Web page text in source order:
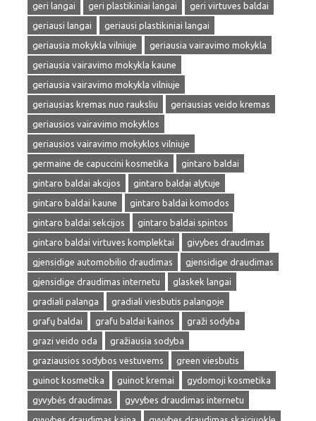
geri langai
geri plastikiniai langai
geri virtuves baldai
geriausi langai
geriausi plastikiniai langai
geriausia mokykla vilniuje
geriausia vairavimo mokykla
geriausia vairavimo mokykla kaune
geriausia vairavimo mokykla vilniuje
geriausias kremas nuo rauksliu
geriausias veido kremas
geriausios vairavimo mokyklos
geriausios vairavimo mokyklos vilniuje
germaine de capuccini kosmetika
gintaro baldai
gintaro baldai akcijos
gintaro baldai alytuje
gintaro baldai kaune
gintaro baldai komodos
gintaro baldai sekcijos
gintaro baldai spintos
gintaro baldai virtuves komplektai
givybes draudimas
gjensidige automobilio draudimas
gjensidige draudimas
gjensidige draudimas internetu
glaskek langai
gradiali palanga
gradiali viesbutis palangoje
grafų baldai
grafu baldai kainos
graži sodyba
grazi veido oda
gražiausia sodyba
graziausios sodybos vestuvems
green viesbutis
guinot kosmetika
guinot kremai
gydomoji kosmetika
gyvybės draudimas
gyvybes draudimas internetu